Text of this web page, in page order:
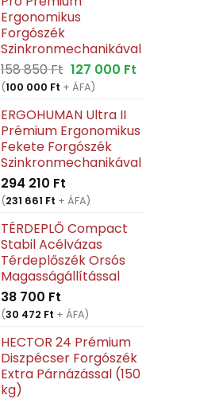
Ergonomikus
Forgószék
Szinkronmechanikával
158 850Ft Original
price
158
850 Ft.
127 000 FtCurrent
000 Ft.
(100 000 Ft + ÁFA)
ERGOHUMAN Ultra II
Prémium Ergonomikus
Fekete Forgószék
Szinkronmechanikával
294 210 Ft
(231 661 Ft + ÁFA)
TÉRDEPLŐ Compact
Stabil Acélvázas
Térdeplőszék Orsós
Magasságállítással
38 700 Ft
(30 472 Ft + ÁFA)
HECTOR 24 Prémium
Diszpécser Forgószék
Extra Párnázással (150
kg)